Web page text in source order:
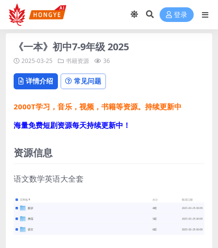
登录
《一本》初中7-9年级 2025
2025-03-25 书籍资源 36
详情介绍 常见问题
2000T学习，音乐，视频，书籍等资源。持续更新中
海量免费短剧资源每天持续更新中！
资源信息
语文数学英语大全套